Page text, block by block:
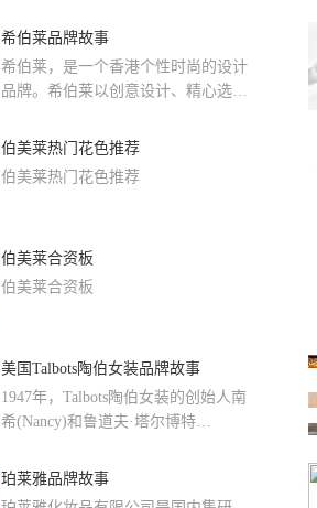
希伯莱品牌故事
希伯莱，是一个香港个性时尚的设计
品牌。希伯莱以创意设计、精心选
费者提供可体现个性时尚的配饰。
伯美莱热门花色推荐
伯美莱热门花色推荐
伯美莱合资板
伯美莱合资板
美国Talbots陶伯女装品牌故事
1947年，Talbots陶伯女装的创始人南
希(Nancy)和鲁道夫·塔尔博特
叫Hingham的新英格兰小镇(距...
珀莱雅品牌故事